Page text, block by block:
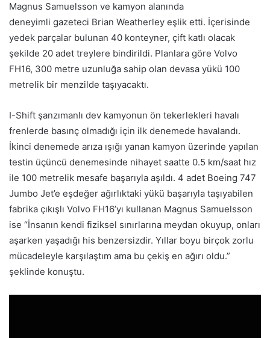
Magnus Samuelsson ve kamyon alanında
deneyimli gazeteci Brian Weatherley eşlik etti. İçerisinde
yedek parçalar bulunan 40 konteyner, çift katlı olacak
şekilde 20 adet treylere bindirildi. Planlara göre Volvo
FH16, 300 metre uzunluğa sahip olan devasa yükü 100
metrelik bir menzilde taşıyacaktı.
I-Shift şanzımanlı dev kamyonun ön tekerlekleri havalı
frenlerde basınç olmadığı için ilk denemede havalandı.
İkinci denemede arıza ışığı yanan kamyon üzerinde yapılan
testin üçüncü denemesinde nihayet saatte 0.5 km/saat hız
ile 100 metrelik mesafe başarıyla aşıldı. 4 adet Boeing 747
Jumbo Jet’e eşdeğer ağırlıktaki yükü başarıyla taşıyabilen
fabrika çıkışlı Volvo FH16’yı kullanan Magnus Samuelsson
ise “İnsanın kendi fiziksel sınırlarına meydan okuyup, onları
aşarken yaşadığı his benzersizdir. Yıllar boyu birçok zorlu
mücadeleyle karşılaştım ama bu çekiş en ağırı oldu.”
şeklinde konuştu.